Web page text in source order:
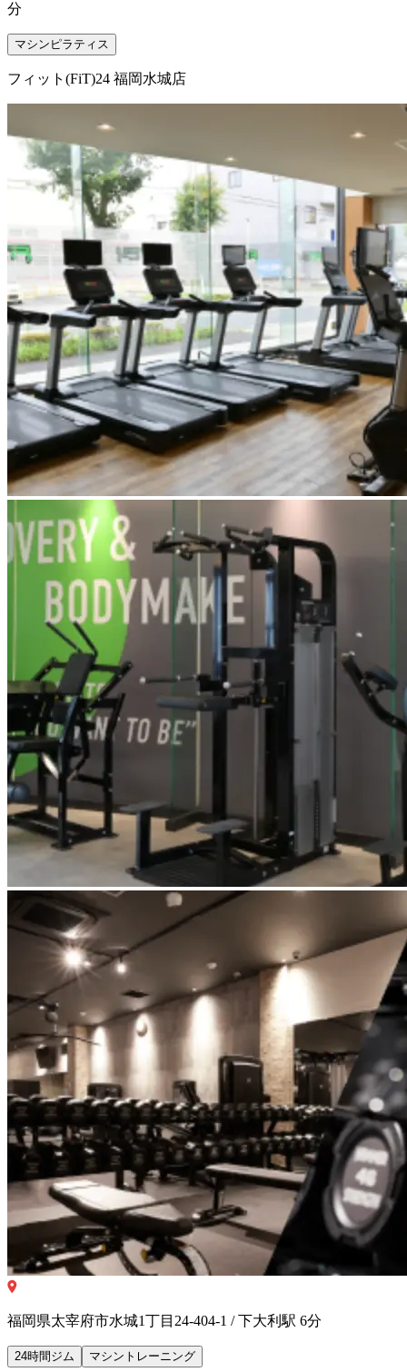
分
マシンピラティス
フィット(FiT)24 福岡水城店
福岡県太宰府市水城1丁目24-404-1 / 下大利駅 6分
24時間ジム マシントレーニング